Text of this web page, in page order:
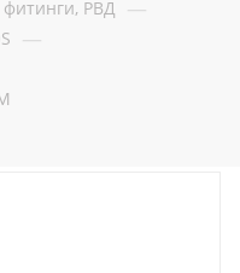
фитинги, РВД —
—